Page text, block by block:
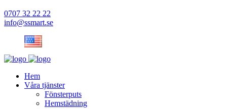
0707 32 22 22
info@ssmart.se
Hem
Våra tjänster
Fönsterputs
Hemstädning